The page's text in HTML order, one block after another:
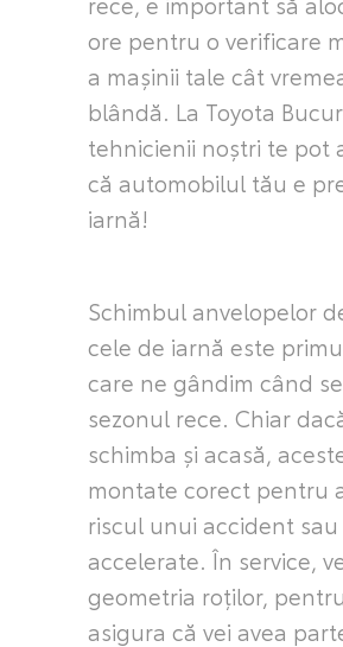
ore pentru o verificare
a mașinii tale cât
blândă. La Toyota
tehnicienii noștri te pot
că automobilul tău e
iarnă!
Schimbul anvelopelor
cele de iarnă este
care ne gândim când
sezonul rece. Chiar
schimba și acasă,
montate corect pentru
riscul unui accident
accelerate. În service,
geometria roților,
asigura că vei avea